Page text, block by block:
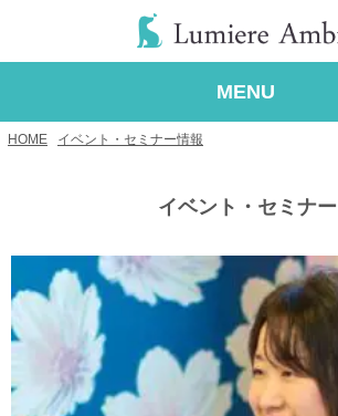
MENU
HOME イベント・セミナー情報
イベント・セミナー